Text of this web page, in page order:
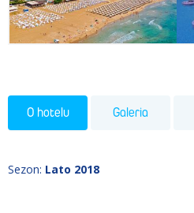
O hotelu Galeria
Sezon: Lato 2018